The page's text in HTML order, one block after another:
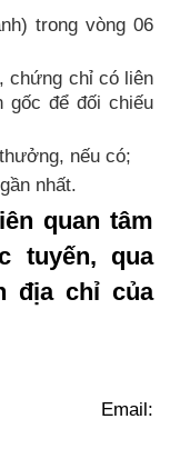
trong vòng 06
chứng chỉ có liên
gốc để đối chiếu
nếu có;
nhất.
quan tâm
tuyến, qua
địa chỉ của
Email: